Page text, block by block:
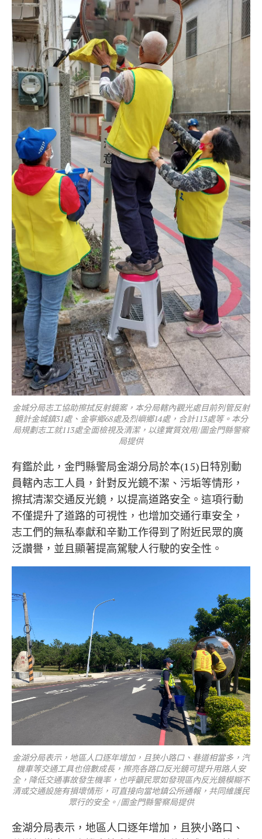
金城分局志工協助擦拭反射鏡案，本分局轄內觀光處目前列管反射
鏡計金城鎮31處、金寧鄉68處及烈嶼鄉14處，合計113處等。本分
局規劃志工就113處全面檢視及清潔，以達實質效用/圖金門縣警察
局提供
有鑑於此，金門縣警局金湖分局於本(15)日特別動
員轄內志工人員，針對反光鏡不潔、污垢等情形，
擦拭清潔交通反光鏡，以提高道路安全。這項行動
不僅提升了道路的可視性，也增加交通行車安全，
志工們的無私奉獻和辛勤工作得到了附近民眾的廣
泛讚譽，並且顯著提高駕駛人行駛的安全性。
金湖分局表示，地區人口逐年增加，且狹小路口、巷道相當多，汽
機車等交通工具也倍數成長，擦亮各路口反光鏡可提升用路人安
全，降低交通事故發生機率，也呼籲民眾如發現區內反光鏡模糊不
清或交通設施有損壞情形，可直接向當地鎮公所通報，共同維護民
眾行的安全。/圖金門縣警察局提供
金湖分局表示，地區人口逐年增加，且狹小路口、